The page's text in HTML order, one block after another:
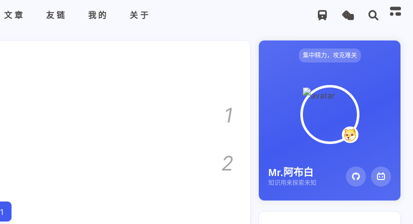
文章 友链 我的 关于
1
2
1
集中精力，攻克难关
Mr.阿布白
知识用来探索未知